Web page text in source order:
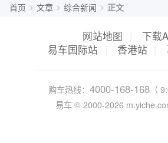
首页 > 文章 > 综合新闻 > 正文
网站地图
下载
易车国际站
香港站
购车热线： 4000-168-168（
易车 © 2000-2026